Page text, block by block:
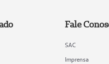
Fale
SAC
Imprensa